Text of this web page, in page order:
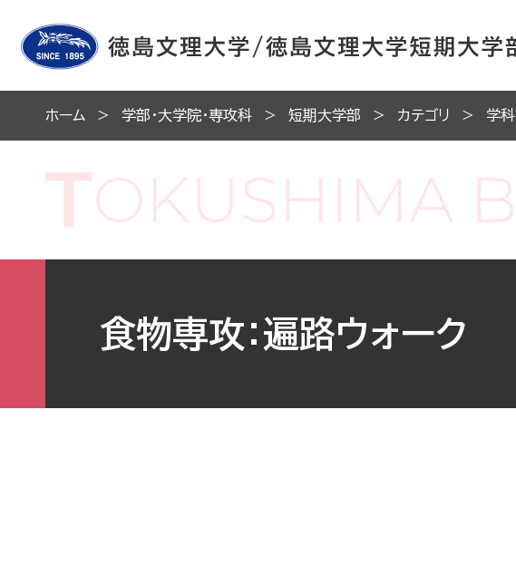
ホーム 学部・大学院・専攻科 短期大学部 カテゴリ 学科
食物専攻：遍路ウォーク